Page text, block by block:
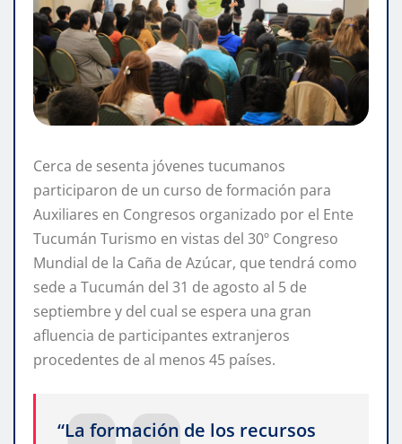
Cerca de sesenta jóvenes tucumanos
participaron de un curso de formación para
Auxiliares en Congresos organizado por el Ente
Tucumán Turismo en vistas del 30º Congreso
Mundial de la Caña de Azúcar, que tendrá como
sede a Tucumán del 31 de agosto al 5 de
septiembre y del cual se espera una gran
afluencia de participantes extranjeros
procedentes de al menos 45 países.
“La formación de los recursos